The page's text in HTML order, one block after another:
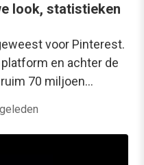
look, statistieken
voor Pinterest.
en achter de
70 miljoen…